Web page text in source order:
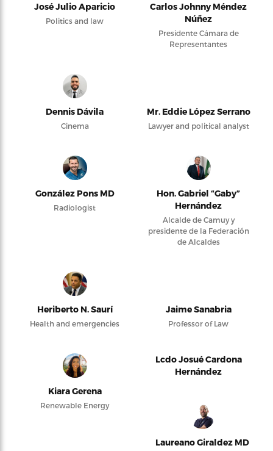
José Julio Aparicio
Politics and law
Carlos Johnny Méndez
Núñez
Presidente Cámara de
Representantes
Dennis Dávila
Cinema
Mr. Eddie López Serrano
Lawyer and political analyst
González Pons MD
Radiologist
Hon. Gabriel “Gaby”
Hernández
Alcalde de Camuy y
presidente de la Federación
de Alcaldes
Heriberto N. Saurí
Health and emergencies
Jaime Sanabria
Professor of Law
Kiara Gerena
Renewable Energy
Lcdo Josué Cardona
Hernández
Laureano Giraldez MD